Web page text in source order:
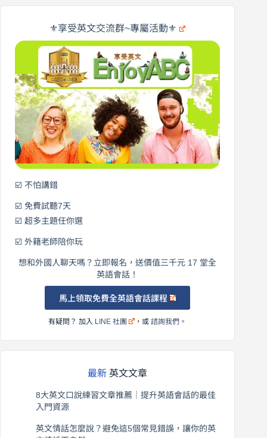
口
說
劍
｜
元
英
語！
⚜️享受英文交流群~專屬活動⚜️
☑️ 不怕講錯
☑️ 免費試聽7天
☑️ 超多主題任你選
☑️ 外籍老師陪你玩
想和外國人聊天嗎？立即報名，送價值三千元 17 堂全
英語會話！
馬上領取免費全英語會話課程
有疑問？ 加入 LINE 社團 ，或諮詢我們 。
最新 英文文章
8大英文口說練習文章推薦｜提升英語會話的最佳
入門資源
英文情話怎麼說？避免這5個常見錯誤，讓你的英